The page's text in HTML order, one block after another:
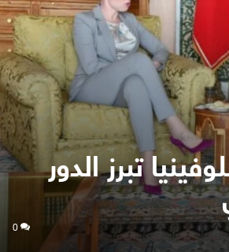
تبرز الدور
0